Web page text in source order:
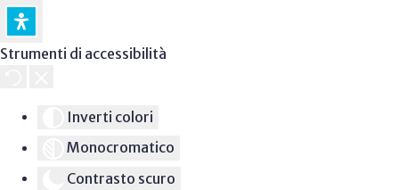
Strumenti di accessibilità
Inverti colori
Monocromatico
Contrasto scuro